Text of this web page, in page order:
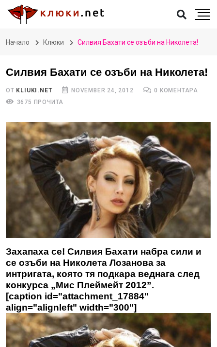
Начало Клюки Силвия Бахати се озъби на Николета!
Силвия Бахати се озъби на Николета!
ОТ KLIUKI.NET NOVEMBER 24, 2012
0 КОМЕНТАРА
3675 ПРОЧИТА
Захапаха се! Силвия Бахати набра сили и
се озъби на Николета Лозанова за
интригата, която тя подкара веднага след
конкурса „Мис Плеймейт 2012”.
[caption id="attachment_17884"
align="alignleft" width="300"]